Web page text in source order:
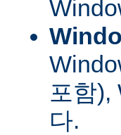
포함),
다.